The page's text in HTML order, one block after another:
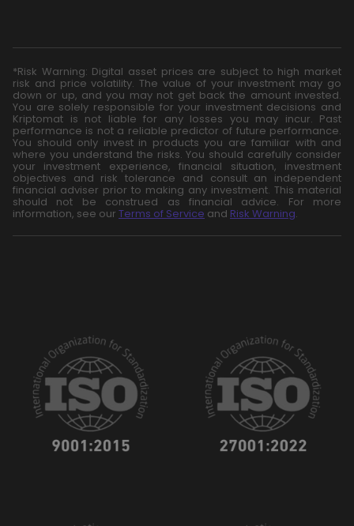
*Risk Warning: Digital asset prices are subject to high market
risk and price volatility. The value of your investment may go
down or up, and you may not get back the amount invested.
You are solely responsible for your investment decisions and
Kriptomat is not liable for any losses you may incur. Past
performance is not a reliable predictor of future performance.
You should only invest in products you are familiar with and
where you understand the risks. You should carefully consider
your investment experience, financial situation, investment
objectives and risk tolerance and consult an independent
financial adviser prior to making any investment. This material
should not be construed as financial advice. For more
information, see our Terms of Service and Risk Warning.